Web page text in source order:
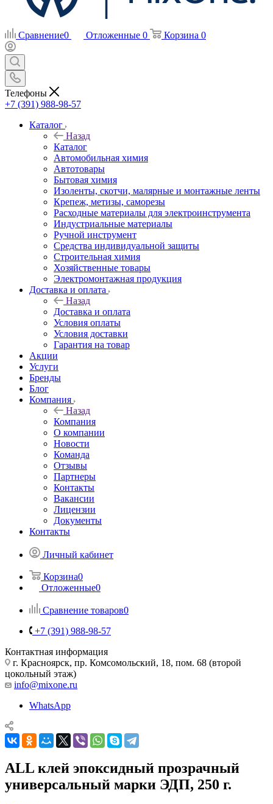
Сравнение0 Отложенные 0 Корзина 0
Телефоны
+7 (391) 988-98-57
Каталог
Назад
Каталог
Автомобильная химия
Автотовары
Бытовая химия
Изоленты, скотчи, малярные и монтажные ленты
Крепеж, метизы, саморезы
Расходные материалы для электроинструмента
Индустриальные материалы
Ручной инструмент
Средства индивидуальной защиты
Строительная химия
Хозяйственные товары
Электромонтажная продукция
Доставка и оплата
Назад
Доставка и оплата
Условия оплаты
Условия доставки
Гарантия на товар
Акции
Услуги
Бренды
Блог
Компания
Назад
Компания
О компании
Новости
Команда
Отзывы
Партнеры
Контакты
Вакансии
Лицензии
Документы
Контакты
Личный кабинет
Корзина0
Отложенные0
Сравнение товаров0
+7 (391) 988-98-57
Контактная информация
г. Красноярск, пр. Комсомольский, 18, пом. 68 (второй
цокольный этаж)
info@mixone.ru
WhatsApp
ALL клей эпоксидный прозрачный
универсальный марки ЭДП, 250 г.